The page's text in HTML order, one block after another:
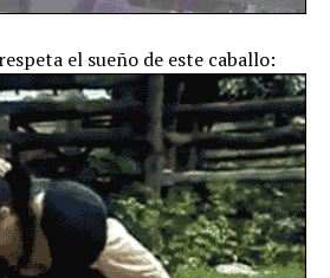
el sueño de este caballo: